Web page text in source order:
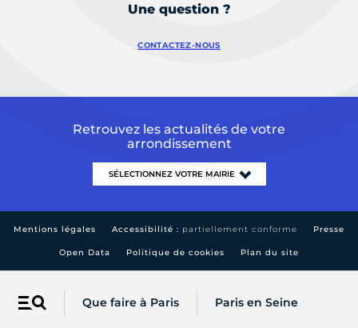
Menu Que faire à Paris Paris en Seine
Une question ?
CONTACTEZ-NOUS
Retrouvez les actualités de votre
arrondissement
Mentions légales Accessibilité : partiellement conforme Presse
Open Data Politique de cookies Plan du site